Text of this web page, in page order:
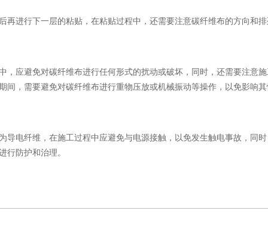
再进行下一层的粘贴，在粘贴过程中，还需要注意碳纤维布的方向和
，应避免对碳纤维布进行任何形式的扰动或破坏，同时，还需要注意
间，需要避免对碳纤维布进行重物压放或机械振动等操作，以免影响
导电纤维，在施工过程中应避免与电源接触，以免发生触电事故，同
行防护和治理。